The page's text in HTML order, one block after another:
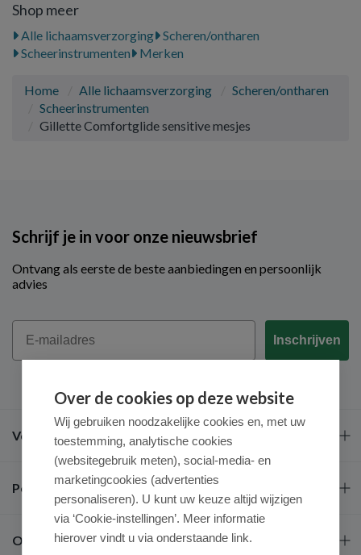
Shop meer
Alle lichaamsverzorging Scheren/ontharen
Scheerinstrumenten
Merken
Home Alle lichaamsverzorging
Scheren/ontharen
Scheerinstrumenten
Gillette Comfortglide sensitive mesjes
Schrijf je in voor onze nieuwsbrief
Ontvang als eerste de beste aanbiedingen en persoonlijk
advies
Email
Inschrijven
Veel gestelde vragen
Populaire merken
Over ons
Over de cookies op deze website
Wij gebruiken noodzakelijke cookies en, met uw
toestemming, analytische cookies
(websitegebruik meten), social-media- en
marketingcookies (advertenties
personaliseren). U kunt uw keuze altijd wijzigen
via ‘Cookie-instellingen’. Meer informatie
hierover vindt u via onderstaande link.